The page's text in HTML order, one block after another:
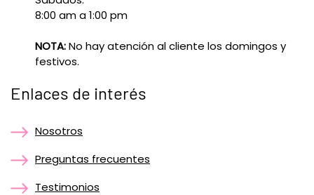
8:00 am a 1:00 pm
NOTA:No hay atención al cliente los domingos y
festivos.
Enlaces de interés
Nosotros
Preguntas frecuentes
Testimonios